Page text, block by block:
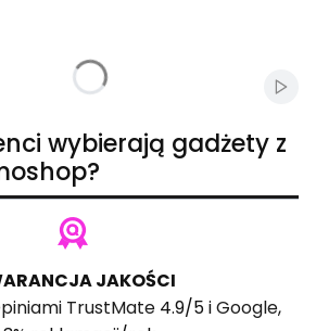
wybierają gadżety z
JAKOŚCI
TrustMate4.9/5 iGoogle,